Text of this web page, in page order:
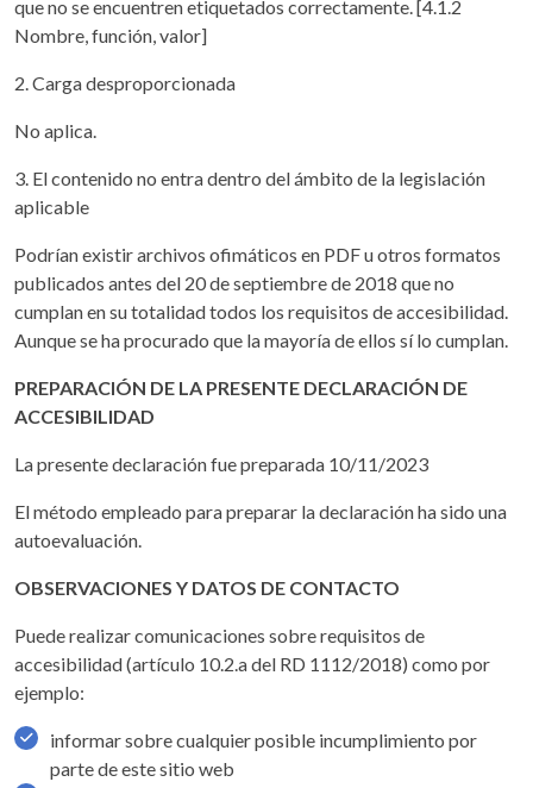
que no se encuentren etiquetados correctamente. [4.1.2
Nombre, función, valor]
2. Carga desproporcionada
No aplica.
3. El contenido no entra dentro del ámbito de la legislación
aplicable
Podrían existir archivos ofimáticos en PDF u otros formatos
publicados antes del 20 de septiembre de 2018 que no
cumplan en su totalidad todos los requisitos de accesibilidad.
Aunque se ha procurado que la mayoría de ellos sí lo cumplan.
PREPARACIÓN DE LA PRESENTE DECLARACIÓN DE
ACCESIBILIDAD
La presente declaración fue preparada 10/11/2023
El método empleado para preparar la declaración ha sido una
autoevaluación.
OBSERVACIONES Y DATOS DE CONTACTO
Puede realizar comunicaciones sobre requisitos de
accesibilidad (artículo 10.2.a del RD 1112/2018) como por
ejemplo:
informar sobre cualquier posible incumplimiento por
parte de este sitio web